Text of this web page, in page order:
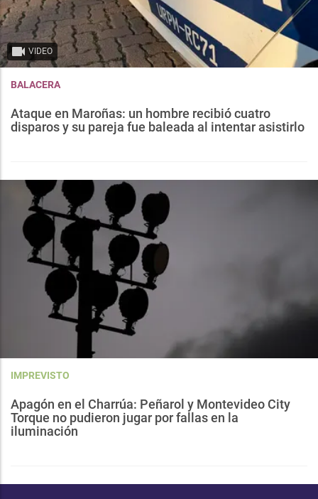
VIDEO
BALACERA
Ataque en Maroñas: un hombre recibió cuatro
disparos y su pareja fue baleada al intentar asistirlo
IMPREVISTO
Apagón en el Charrúa: Peñarol y Montevideo City
Torque no pudieron jugar por fallas en la
iluminación